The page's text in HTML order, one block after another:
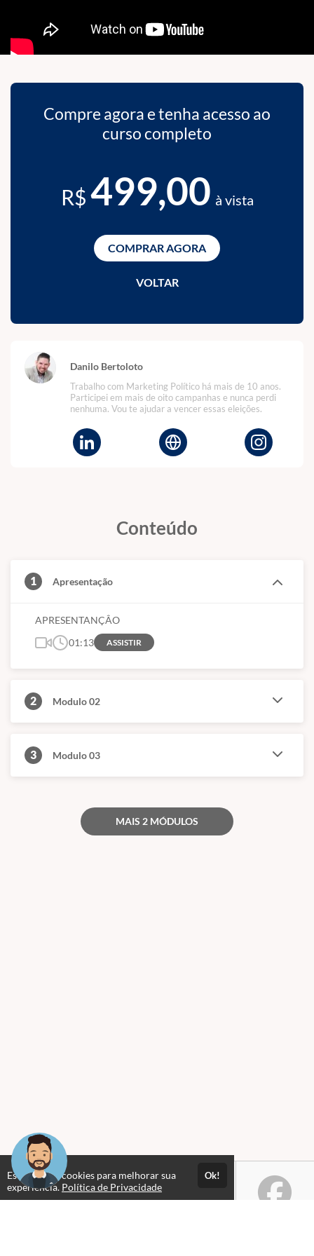
Danilo Bertoloto
Trabalho com Marketing Político há mais de 10 anos.
Participei em mais de oito campanhas e nunca perdi
nenhuma. Vou te ajudar a vencer essas eleições.
Compre agora e tenha acesso ao
curso completo
R$499,00 à vista
COMPRAR AGORA
VOLTAR
Conteúdo
1 Apresentação
APRESENTANÇÂO
01:13
ASSISTIR
2 Modulo 02
3 Modulo 03
MAIS 2 MÓDULOS
Este site usa cookies para melhorar sua
experiência. Política de Privacidade
Ok!